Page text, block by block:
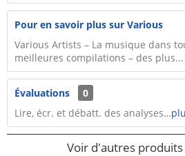
Pour en savoir plus sur Various
Various Artists – La musique dans
meilleures compilations – des plus...
Évaluations
0
Lire, écr. et débatt. des analyses…
Voir d'autres